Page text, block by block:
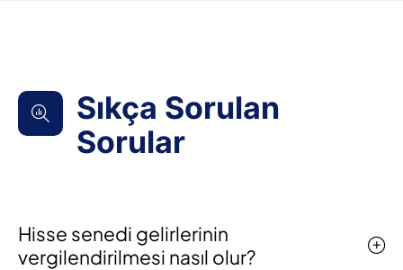
Sıkça Sorulan
Sorular
Hisse senedi gelirlerinin
vergilendirilmesi nasıl olur?